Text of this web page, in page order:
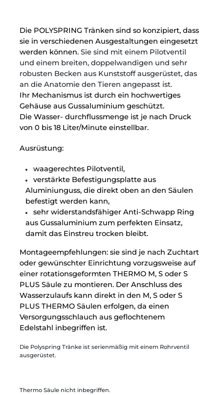
Die POLYSPRING Tränken sind so konzipiert, dass
sie in verschiedenen Ausgestaltungen eingesetzt
werden können. Sie sind mit einem Pilotventil
und einem breiten, doppelwandigen und sehr
robusten Becken aus Kunststoff ausgerüstet, das
an die Anatomie den Tieren angepasst ist.
Ihr Mechanismus ist durch ein hochwertiges
Gehäuse aus Gussaluminium geschützt.
Die Wasser- durchflussmenge ist je nach Druck
von 0 bis 18 Liter/Minute einstellbar.
Ausrüstung:
waagerechtes Pilotventil,
verstärkte Befestigungsplatte aus
Aluminiunguss, die direkt oben an den Säulen
befestigt werden kann,
sehr widerstandsfähiger Anti-Schwapp Ring
aus Gussaluminium zum perfekten Einsatz,
damit das Einstreu trocken bleibt.
Montageempfehlungen: sie sind je nach Zuchtart
oder gewünschter Einrichtung vorzugsweise auf
einer rotationsgeformten THERMO M, S oder S
PLUS Säule zu montieren. Der Anschluss des
Wasserzulaufs kann direkt in den M, S oder S
PLUS THERMO Säulen erfolgen, da einen
Versorgungsschlauch aus geflochtenem
Edelstahl inbegriffen ist.
Die Polyspring Tränke ist serienmäßig mit einem Rohrventil
ausgerüstet.
Thermo Säule nicht inbegriffen.